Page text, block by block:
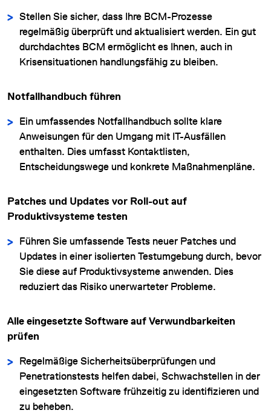
Stellen Sie sicher, dass Ihre BCM-Prozesse
regelmäßig überprüft und aktualisiert werden. Ein gut
durchdachtes BCM ermöglicht es Ihnen, auch in
Krisensituationen handlungsfähig zu bleiben.
Notfallhandbuch führen
Ein umfassendes Notfallhandbuch sollte klare
Anweisungen für den Umgang mit IT-Ausfällen
enthalten. Dies umfasst Kontaktlisten,
Entscheidungswege und konkrete Maßnahmenpläne.
Patches und Updates vor Roll-out auf
Produktivsysteme testen
Führen Sie umfassende Tests neuer Patches und
Updates in einer isolierten Testumgebung durch, bevor
Sie diese auf Produktivsysteme anwenden. Dies
reduziert das Risiko unerwarteter Probleme.
Alle eingesetzte Software auf Verwundbarkeiten
prüfen
Regelmäßige Sicherheitsüberprüfungen und
Penetrationstests helfen dabei, Schwachstellen in der
eingesetzten Software frühzeitig zu identifizieren und
zu beheben.